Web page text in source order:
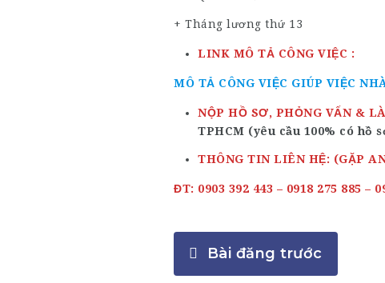
+ Tháng lương thứ 13
LINK MÔ TẢ CÔNG VIỆC :
MÔ TẢ CÔNG VIỆC GIÚP VIỆC
NỘP HỒ SƠ, PHỎNG VẤN &
TPHCM (yêu cầu 100% có hồ
THÔNG TIN LIÊN HỆ: (GẶP
ĐT: 0903 392 443 – 0918 275 885 –
Bài đăng trước